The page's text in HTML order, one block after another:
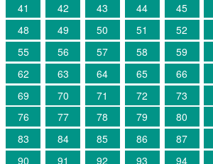
41
42 43 44 45
48
49 50 51 52
55
56 57 58 59
62
63 64 65 66
69
70 71 72 73
76
77 78 79 80
83
84 85 86 87
90
91 92 93 94